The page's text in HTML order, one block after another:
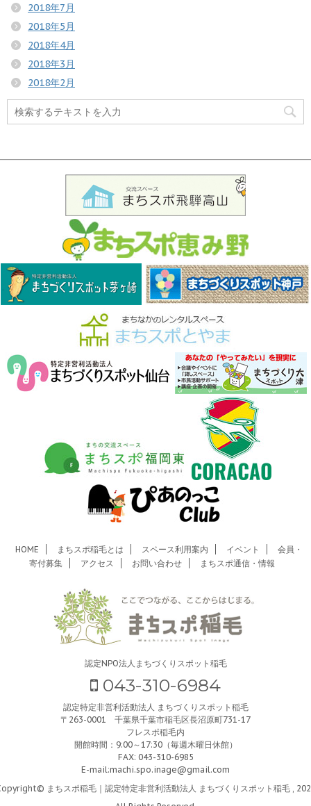
2018年7月
2018年5月
2018年4月
2018年3月
2018年2月
HOME まちスポ稲毛とは スペース利用案内 イベント
会員・
寄付募集
アクセス お問い合わせ まちスポ通信・情報
認定NPO法人まちづくりスポット稲毛
043-310-6984
認定特定非営利活動法人 まちづくりスポット稲毛
〒263-0001 千葉県千葉市稲毛区長沼原町731-17
フレスポ稲毛内
開館時間：9:00～17:30（毎週木曜日休館）
FAX: 043-310-6985
E-mail:machi.spo.inage@gmail.com
まちスポ稲毛｜認定特定非営利活動法人 まちづくりスポット稲毛 ,